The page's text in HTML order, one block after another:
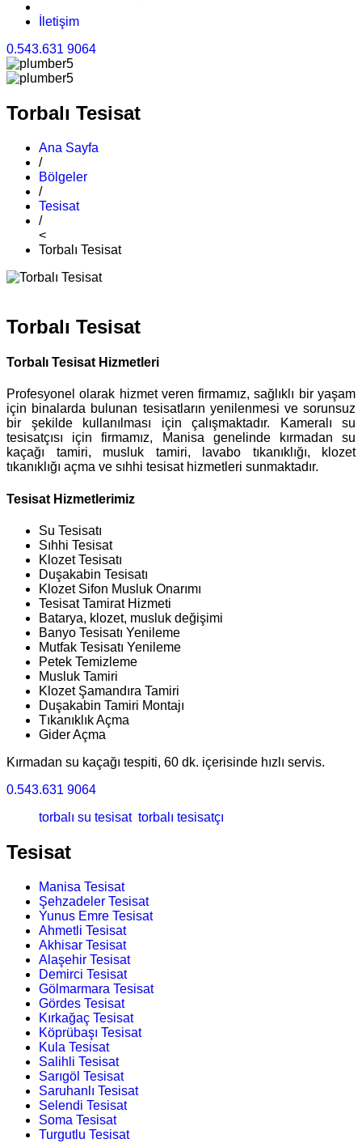
İletişim
0.543.631 9064
Torbalı Tesisat
Ana Sayfa
/
Bölgeler
/
Tesisat
/
<
Torbalı Tesisat
Torbalı Tesisat
Torbalı Tesisat Hizmetleri
Profesyonel olarak hizmet veren firmamız, sağlıklı bir yaşam
için binalarda bulunan tesisatların yenilenmesi ve sorunsuz
bir şekilde kullanılması için çalışmaktadır. Kameralı su
tesisatçısı için firmamız, Manisa genelinde kırmadan su
kaçağı tamiri, musluk tamiri, lavabo tıkanıklığı, klozet
tıkanıklığı açma ve sıhhi tesisat hizmetleri sunmaktadır.
Tesisat Hizmetlerimiz
Su Tesisatı
Sıhhi Tesisat
Klozet Tesisatı
Duşakabin Tesisatı
Klozet Sifon Musluk Onarımı
Tesisat Tamirat Hizmeti
Batarya, klozet, musluk değişimi
Banyo Tesisatı Yenileme
Mutfak Tesisatı Yenileme
Petek Temizleme
Musluk Tamiri
Klozet Şamandıra Tamiri
Duşakabin Tamiri Montajı
Tıkanıklık Açma
Gider Açma
Kırmadan su kaçağı tespiti, 60 dk. içerisinde hızlı servis.
0.543.631 9064
torbalı su tesisat torbalı tesisatçı
Tesisat
Manisa Tesisat
Şehzadeler Tesisat
Yunus Emre Tesisat
Ahmetli Tesisat
Akhisar Tesisat
Alaşehir Tesisat
Demirci Tesisat
Gölmarmara Tesisat
Gördes Tesisat
Kırkağaç Tesisat
Köprübaşı Tesisat
Kula Tesisat
Salihli Tesisat
Sarıgöl Tesisat
Saruhanlı Tesisat
Selendi Tesisat
Soma Tesisat
Turgutlu Tesisat